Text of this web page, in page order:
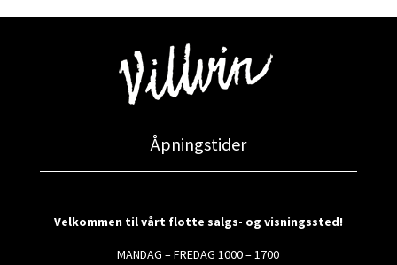
Åpningstider
Velkommen til vårt flotte salgs- og visningssted!
MANDAG – FREDAG 1000 – 1700